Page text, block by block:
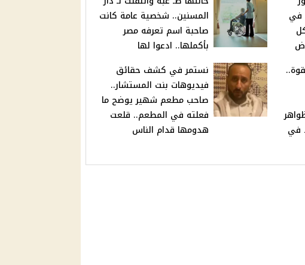
في
المسنين.. شخصية عامة كانت
صاحبة اسم تعرفه مصر
بأكملها.. ادعوا لها
في
نستمر في كشف حقائق
فيديوهات بنت المستشار..
صاحب مطعم شهير يوضح ما
فعلته في المطعم.. قلعت
هدومها قدام الناس